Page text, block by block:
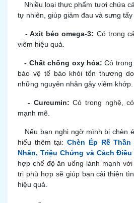
Nhiều loại thực phẩm tươi chứa
tự nhiên, giúp giảm đau và sưng
-Axit béo omega-3: Có trong
viêm hiệu quả.
- Chất chống oxy hóa: Có
bảo vệ tế bào khỏi tổn thương
những nguyên nhân gây viêm khớp.
- Curcumin: Có trong nghệ,
mạnh mẽ.
Nếu bạn nghi ngờ mình bị chèn
hiểu thêm tại:Chèn Ép Rễ
Nhân, Triệu Chứng và Cách Điều
hợp chế độ ăn uống lành mạnh
trị phù hợp sẽ giúp bạn cải thiện
hiệu quả.